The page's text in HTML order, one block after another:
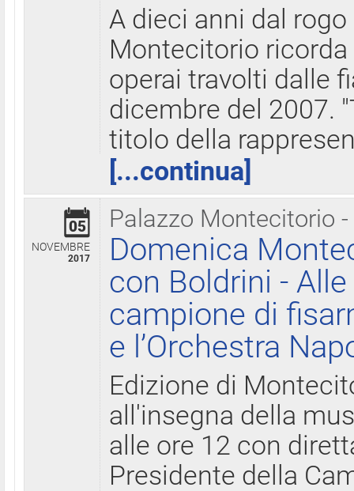
A dieci anni dal
Montecitorio
operai travolti dalle
dicembre del 2007.
titolo della
[...continua]
Palazzo Montecitorio
05
NOVEMBRE
2017
Domenica
con Boldrini -
campione di
e l’Orchestra
Edizione di
all'insegna della
alle ore 12 con
Presidente della